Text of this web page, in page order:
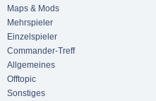
Maps & Mods
Mehrspieler
Einzelspieler
Commander-Treff
Allgemeines
Offtopic
Sonstiges